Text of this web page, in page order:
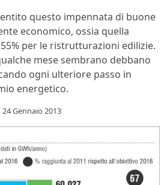
questo impennata di buone
economico, ossia quella
per le ristrutturazioni edilizie.
mese sembrano debbano
ogni ulteriore passo in
energetico.
24 Gennaio 2013